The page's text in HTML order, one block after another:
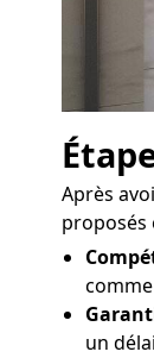
Après
proposés
un